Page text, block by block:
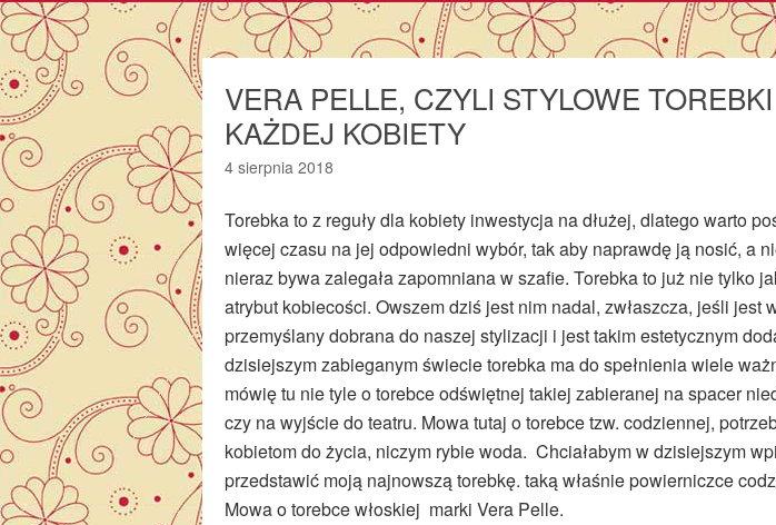
VERA PELLE, CZYLI STYLOWE
KAŻDEJ KOBIETY
4 sierpnia 2018
Torebka to z reguły dla kobiety inwestycja na dłużej, dlatego warto
więcej czasu na jej odpowiedni wybór, tak aby naprawdę ją nosić, a
nieraz bywa zalegała zapomniana w szafie. Torebka to już nie tylko
atrybut kobiecości. Owszem dziś jest nim nadal, zwłaszcza, jeśli jest
przemyślany dobrana do naszej stylizacji i jest takim estetycznym
dzisiejszym zabieganym świecie torebka ma do spełnienia wiele
mówię tu nie tyle o torebce odświętnej takiej zabieranej na spacer
czy na wyjście do teatru. Mowa tutaj o torebce tzw. codziennej,
kobietom do życia, niczym rybie woda. Chciałabym w dzisiejszym
przedstawić moją najnowszą torebkę. taką właśnie powierniczce
Mowa o torebce włoskiej marki Vera Pelle.